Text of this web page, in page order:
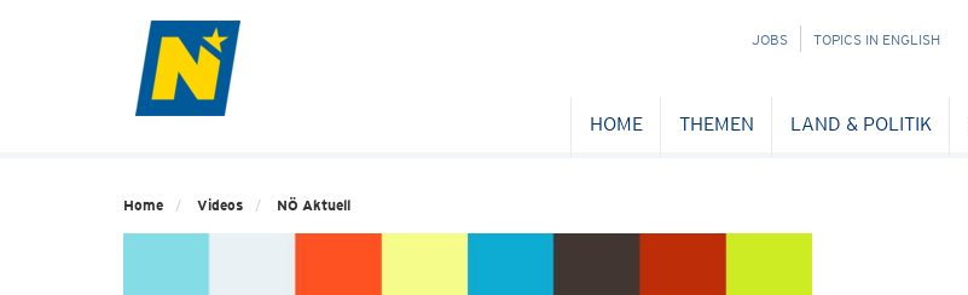
NAVIGATION
JOBS TOPICS IN ENGLISH
HOME THEMEN LAND & POLITIK
Home Videos NÖ Aktuell